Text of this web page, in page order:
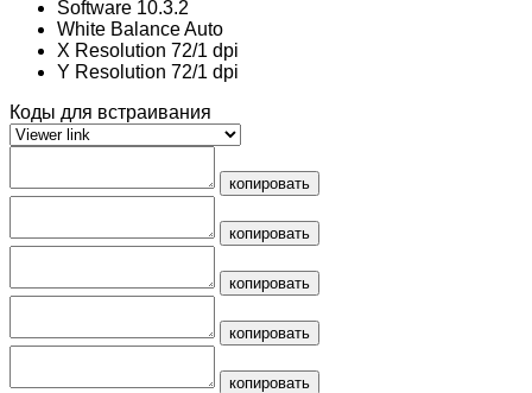
Software 10.3.2
White BalanceAuto
X Resolution 72/1 dpi
Y Resolution 72/1 dpi
Коды для встраивания
копировать
копировать
копировать
копировать
копировать